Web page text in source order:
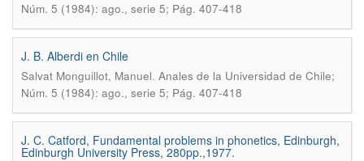
Núm. 5 (1984): ago., serie 5; Pág. 407-418
J. B. Alberdi en Chile
Salvat Monguillot, Manuel. Anales de la Universidad de Chile;
Núm. 5 (1984): ago., serie 5; Pág. 407-418
J. C. Catford, Fundamental problems in phonetics, Edinburgh,
Edinburgh University Press, 280pp.,1977.